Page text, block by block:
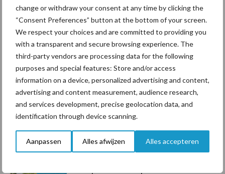
change or withdraw your consent at any time by clicking the
“Consent Preferences” button at the bottom of your screen.
We respect your choices and are committed to providing you
with a transparent and secure browsing experience. The
third-party vendors are processing data for the following
purposes and special features: Store and/or access
information on a device, personalized advertising and content,
advertising and content measurement, audience research,
and services development, precise geolocation data, and
identification through device scanning.
Aanpassen Alles afwijzen Alles accepteren
Primaire
Sidebar
Recent nieuws Partner nieuws
6 aug
ForFarmers ziet volume en
marktaandeel groeien in krimpende
Nederlandse markt
Toon meer